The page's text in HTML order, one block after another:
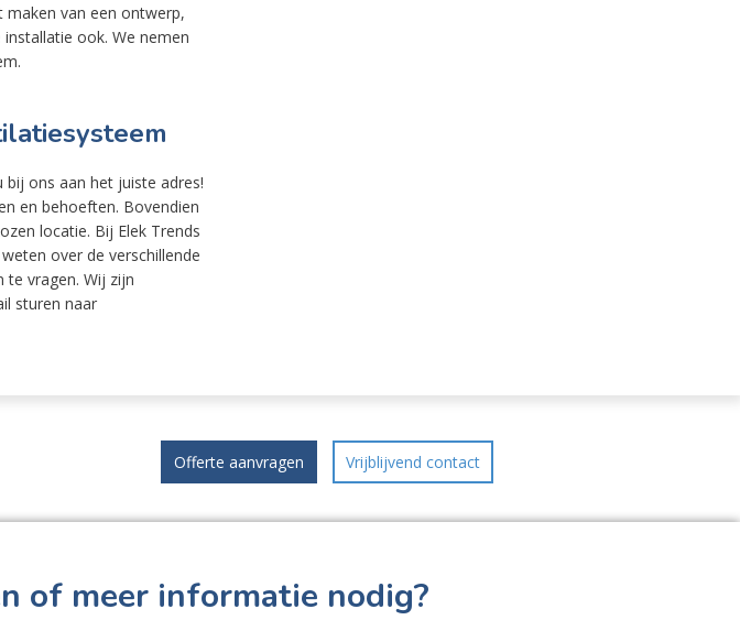
maken van een ontwerp,
ook. We nemen
ons aan het juiste adres!
en behoeften. Bovendien
locatie. Bij Elek Trends
over de verschillende
vragen. Wij zijn
sturen naar
Offerte aanvragen Vrijblijvend contact
of meer informatie nodig?